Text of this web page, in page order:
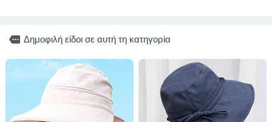
more Δημοφιλή είδοι σε αυτή τη κατηγορία